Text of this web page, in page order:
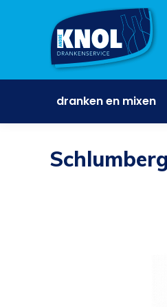
dranken en mixen
dranken en mixen